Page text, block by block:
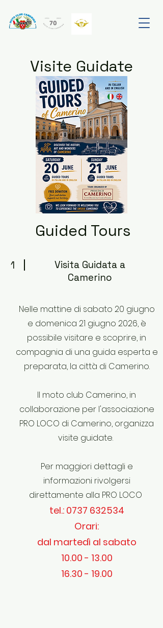
Visite Guidate
Guided Tours
1
Visita Guidata a
Camerino
Nelle mattine di sabato 20 giugno
e domenica 21 giugno 2026, è
possibile visitare e scoprire, in
compagnia di una guida esperta e
preparata, la città di Camerino.
Il moto club Camerino, in
collaborazione per l'associazione
PRO LOCO di Camerino, organizza
visite guidate.
Per maggiori dettagli e
informazioni rivolgersi
direttamente alla PRO LOCO
tel.: 0737 632534
Orari:
dal martedì al sabato
10.00 - 13.00
16.30 - 19.00